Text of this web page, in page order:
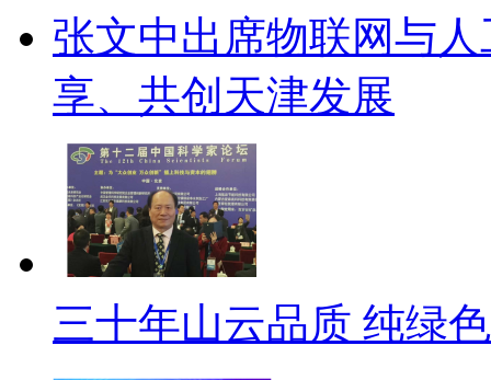
张文中出席物联网与
享、共创天津发展
三十年山云品质 纯绿